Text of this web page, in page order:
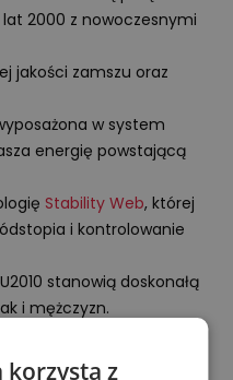
2000 z nowoczesnymi
jakości zamszu oraz
w system
energię powstającą
Stability Web, której
i kontrolowanie
stanowią doskonałą
i mężczyzn.
oraz zaawansowanymi
korzysta z